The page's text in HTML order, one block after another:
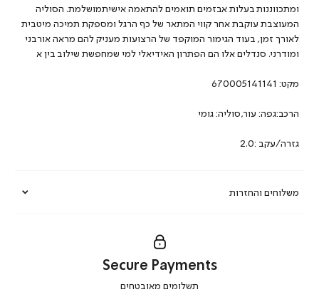
משלוחים והחזרות
ומתכווננות בעלות אבזמים תואמים להתאמה אישיתמושלמת. הסוליה
המעוצבת עוקבת אחר קווי המתאר של כף הרגל ומספקת תמיכה מיטבית
לאורך זמן, בעוד הגימור המוקפד של הרצועות מעניק להם מראה אורבני
ומודרני. סנדלים אלו הם הפתרון האידיאלי למי שמחפשת שילוב בין א
מקט: 670005141141
הרכב:גפה: עור,סוליה: גומי
גזרה/עקב :2.0
secure
Secure Payments
תשלומים מאובטחים